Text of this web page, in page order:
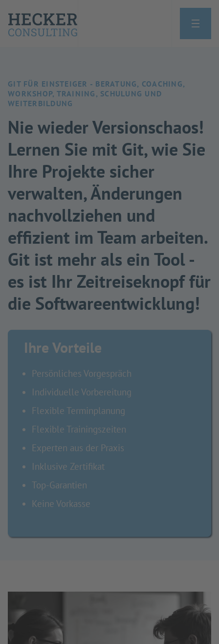
GIT FÜR EINSTEIGER - BERATUNG, COACHING,
WORKSHOP, TRAINING, SCHULUNG UND
WEITERBILDUNG
Nie wieder Versionschaos!
Lernen Sie mit Git, wie Sie
Ihre Projekte sicher
verwalten, Änderungen
nachvollziehen und
effizient im Team arbeiten.
Git ist mehr als ein Tool -
es ist Ihr Zeitreiseknopf für
die Softwareentwicklung!
Ihre Vorteile
Persönliches Vorgespräch
Individuelle Vorbereitung
Flexible Terminplanung
Flexible Trainingszeiten
Experten aus der Praxis
Inklusive Zertifikat
Top-Garantien
Keine Vorkasse